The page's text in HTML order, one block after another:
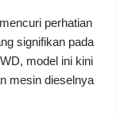
perhatian
signifikan pada
model ini kini
mesin dieselnya